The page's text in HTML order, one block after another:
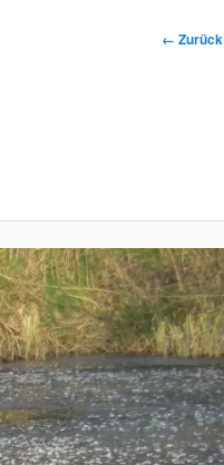
Bilder-
← Zurück